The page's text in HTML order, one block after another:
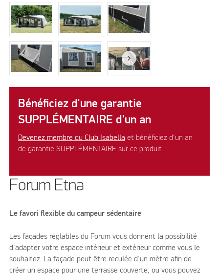
Bénéficiez d'une garantie
SUPPLÉMENTAIRE d'un an
Devenez membre du Club Isabella et bénéficiez d'un an
de garantie SUPPLÉMENTAIRE sur ce produit.
Forum Etna
Le favori flexible du campeur sédentaire
Les façades réglables du Forum vous donnent la possibilité
d'adapter votre espace intérieur et extérieur comme vous le
souhaitez. La façade peut être reculée d'un mètre afin de
créer un espace pour une terrasse couverte, ou vous pouvez